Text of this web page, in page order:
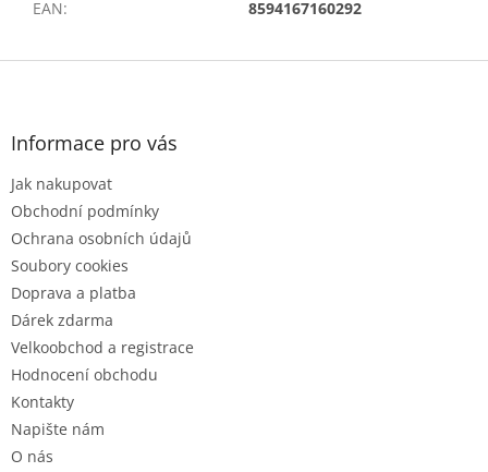
EAN: 8594167160292
Z
Informace pro vás
Jak nakupovat
Obchodní podmínky
Ochrana osobních údajů
Soubory cookies
Doprava a platba
Dárek zdarma
Velkoobchod a registrace
Hodnocení obchodu
Kontakty
Napište nám
O nás